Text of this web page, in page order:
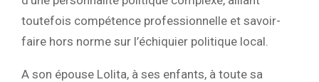
toutefois compétence professionnelle et savoir-
faire hors norme sur l’échiquier politique local.
A son épouse Lolita, à ses enfants, à toute sa